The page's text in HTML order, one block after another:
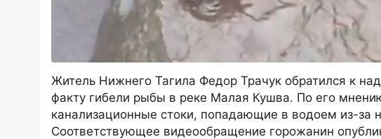
Житель Нижнего Тагила Федор Трачук обратился к
факту гибели рыбы в реке Малая Кушва. По его
канализационные стоки, попадающие в водоем из-за
Соответствующее видеообращение горожанин